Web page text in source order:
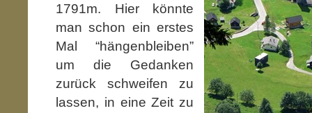
1791m. Hier könnte
man schon ein erstes
Mal “hängenbleiben”
um die Gedanken
zurück schweifen zu
lassen, in eine Zeit zu